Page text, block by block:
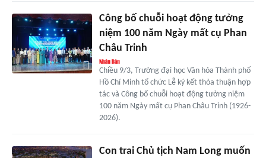
Công bố chuỗi hoạt động tưởng
niệm 100 năm Ngày mất cụ Phan
Châu Trinh
Chiều 9/3, Trường đại học Văn hóa Thành phố
Hồ Chí Minh tổ chức Lễ ký kết thỏa thuận hợp
tác và Công bố chuỗi hoạt động tưởng niệm
100 năm Ngày mất cụ Phan Châu Trinh (1926-
2026).
Con trai Chủ tịch Nam Long muốn